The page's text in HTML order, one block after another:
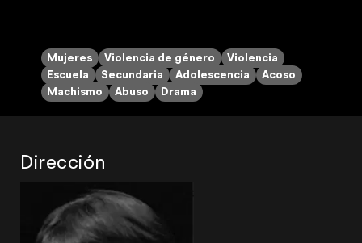
Mujeres Violencia de género
Violencia
Escuela
Secundaria Adolescencia
Acoso
Machismo
Abuso Drama
Dirección